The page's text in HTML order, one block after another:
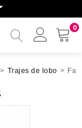
0
Minha
> Trajes de lobo >